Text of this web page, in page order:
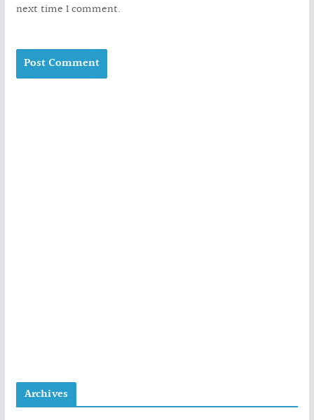
next time I comment.
Archives